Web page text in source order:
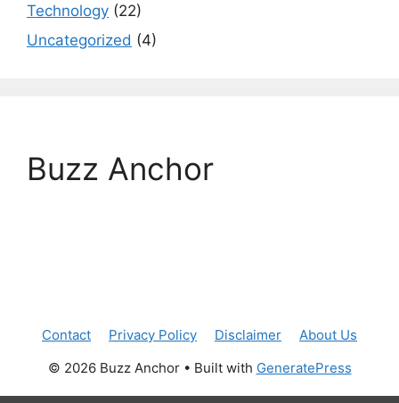
Technology (22)
Uncategorized (4)
Buzz Anchor
Contact Privacy Policy Disclaimer
About Us
© 2026 Buzz Anchor• Built with GeneratePress